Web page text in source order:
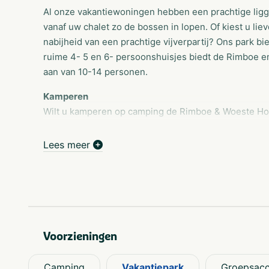
Al onze vakantiewoningen hebben een prachtige
vanaf uw chalet zo de bossen in lopen. Of kiest u
nabijheid van een prachtige vijverpartij? Ons park
ruime 4- 5 en 6- persoonshuisjes biedt de Rimboe
aan van 10-14 personen.
Kamperen
Wilt u kamperen op camping de Rimboe & Woeste
Woeste Hoogte aan de Krimweg in Hoenderloo. Op
restaurant een absolute aanrader voor een
het terras met vrienden en familie te genieten van
Lees meer
Voorzieningen